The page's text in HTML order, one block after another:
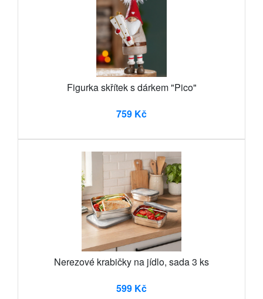
Figurka skřítek s dárkem "Pico"
759 Kč
Nerezové krabičky na jídlo, sada 3 ks
599 Kč